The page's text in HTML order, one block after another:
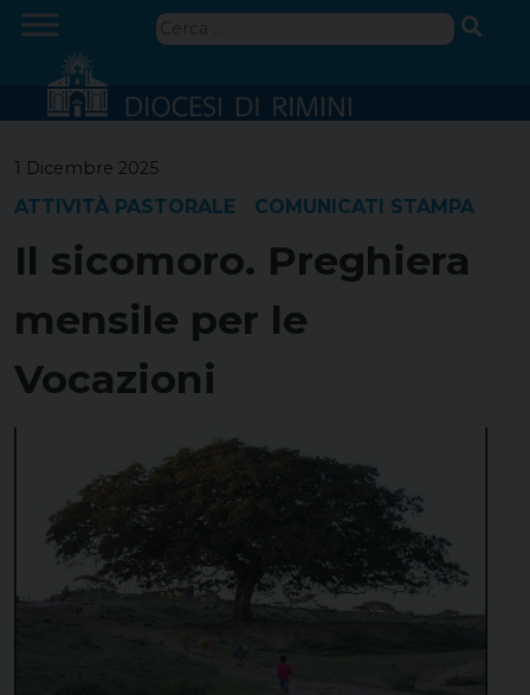
Skip
content
Ricerca
1 Dicembre 2025
ATTIVITÀ PASTORALE COMUNICATI STAMPA
Il sicomoro. Preghiera
mensile per le
Vocazioni